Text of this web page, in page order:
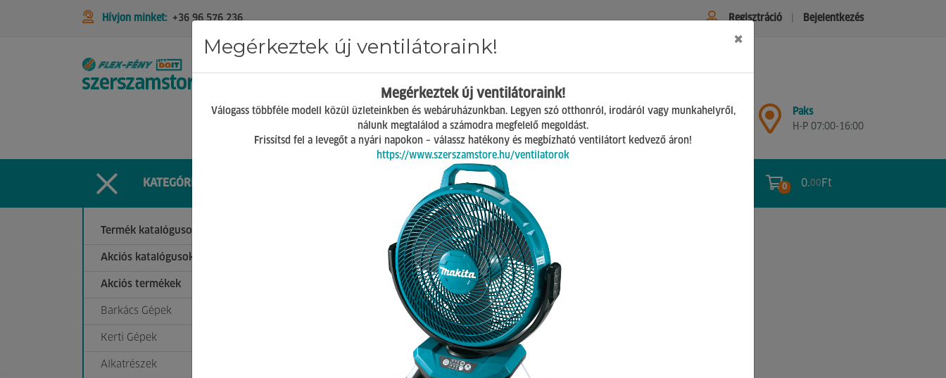
Hívjon minket: +36 96 576 236 Regisztráció Bejelentkezés
STIHL Hírek ÁSZF GY.I.K. Kapcsolat
Mosonmagyaróvár
H-P 07:00-17:00
Sz 08:00-12:00
Győr
Sz 08:00-12:00
Paks
H-P 07:00-16:00
KATEGÓRIÁK
Termék katalógusok
Akciós katalógusok
Akciós termékek
Barkács Gépek
Kerti Gépek
Alkatrészek
0 0.00 Ft
Megérkeztek új ventilátoraink! ×
Megérkeztek új ventilátoraink!
Válogass többféle modell közül üzleteinkben és webáruházunkban. Legyen szó otthonról, irodáról vagy munkahelyről,
nálunk megtalálod a számodra megfelelő megoldást.
Frissítsd fel a levegőt a nyári napokon – válassz hatékony és megbízható ventilátort kedvező áron!
https://www.szerszamstore.hu/ventilatorok